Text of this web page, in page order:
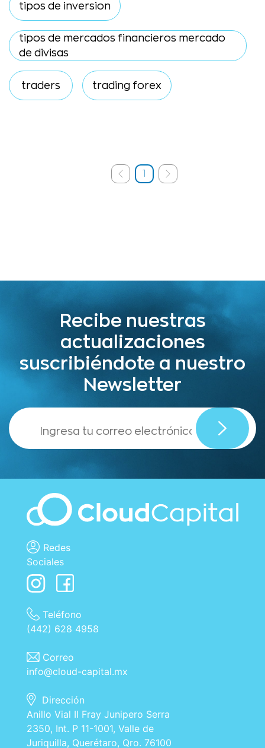
tipos de inversion
tipos de mercados financieros mercado
de divisas
traders trading forex
1
Recibe nuestras
actualizaciones
suscribiéndote a nuestro
Newsletter
,
Redes
Sociales
Teléfono
(442) 628 4958
Correo
info@cloud-capital.mx
Dirección
Anillo Vial II Fray Junipero Serra
2350, Int. P 11-1001, Valle de
Juriquilla, Querétaro, Qro. 76100